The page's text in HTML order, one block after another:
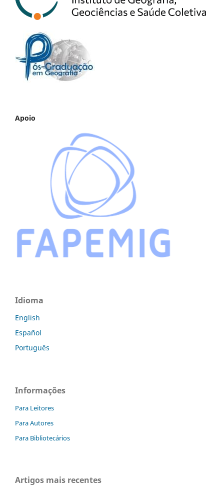
Apoio
Idioma
English
Español
Português
Informações
Para Leitores
Para Autores
Para Bibliotecários
Artigos mais recentes